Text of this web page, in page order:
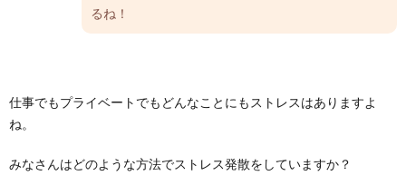
るね！
仕事でもプライベートでもどんなことにもストレスはありますよ
ね。
みなさんはどのような方法でストレス発散をしていますか？